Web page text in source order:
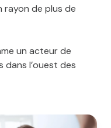
rayon de plus de
un acteur de
l’ouest des